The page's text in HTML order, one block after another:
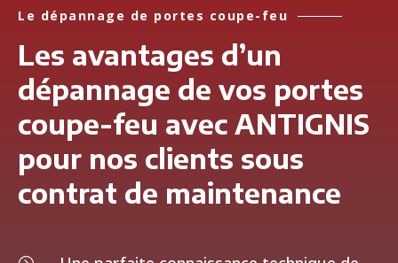
Le dépannage de portes coupe-feu
Les avantages d’un
dépannage de vos portes
coupe-feu avec ANTIGNIS
pour nos clients sous
contrat de maintenance